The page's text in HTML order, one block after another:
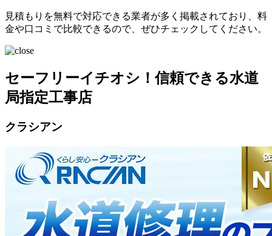
見積もりを無料で対応できる業者が多く掲載されており、料
金や口コミで比較できるので、ぜひチェックしてください。
セーフリーイチオシ！信頼できる水道
局指定工事店
クラシアン